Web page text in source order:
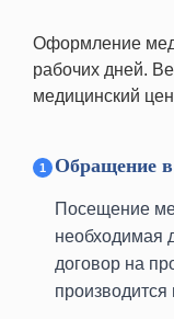
Оформление
рабочих дней.
медицинский
Обращение
Посещение
необходимая
договор на
производится